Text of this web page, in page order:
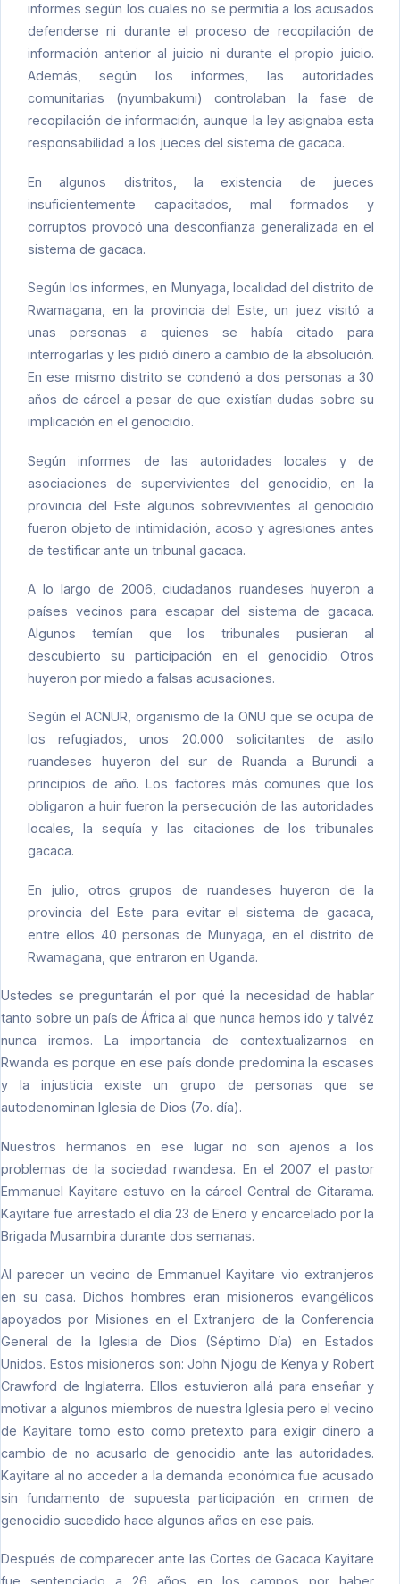
informes según los cuales no se permitía a los acusados
defenderse ni durante el proceso de recopilación de
información anterior al juicio ni durante el propio juicio.
Además, según los informes, las autoridades
comunitarias (nyumbakumi) controlaban la fase de
recopilación de información, aunque la ley asignaba esta
responsabilidad a los jueces del sistema de gacaca.
En algunos distritos, la existencia de jueces
insuficientemente capacitados, mal formados y
corruptos provocó una desconfianza generalizada en el
sistema de gacaca.
Según los informes, en Munyaga, localidad del distrito de
Rwamagana, en la provincia del Este, un juez visitó a
unas personas a quienes se había citado para
interrogarlas y les pidió dinero a cambio de la absolución.
En ese mismo distrito se condenó a dos personas a 30
años de cárcel a pesar de que existían dudas sobre su
implicación en el genocidio.
Según informes de las autoridades locales y de
asociaciones de supervivientes del genocidio, en la
provincia del Este algunos sobrevivientes al genocidio
fueron objeto de intimidación, acoso y agresiones antes
de testificar ante un tribunal gacaca.
A lo largo de 2006, ciudadanos ruandeses huyeron a
países vecinos para escapar del sistema de gacaca.
Algunos temían que los tribunales pusieran al
descubierto su participación en el genocidio. Otros
huyeron por miedo a falsas acusaciones.
Según el ACNUR, organismo de la ONU que se ocupa de
los refugiados, unos 20.000 solicitantes de asilo
ruandeses huyeron del sur de Ruanda a Burundi a
principios de año. Los factores más comunes que los
obligaron a huir fueron la persecución de las autoridades
locales, la sequía y las citaciones de los tribunales
gacaca.
En julio, otros grupos de ruandeses huyeron de la
provincia del Este para evitar el sistema de gacaca,
entre ellos 40 personas de Munyaga, en el distrito de
Rwamagana, que entraron en Uganda.
Ustedes se preguntarán el por qué la necesidad de hablar
tanto sobre un país de África al que nunca hemos ido y talvéz
nunca iremos. La importancia de contextualizarnos en
Rwanda es porque en ese país donde predomina la escases
y la injusticia existe un grupo de personas que se
autodenominan Iglesia de Dios (7o. día).
Nuestros hermanos en ese lugar no son ajenos a los
problemas de la sociedad rwandesa. En el 2007 el pastor
Emmanuel Kayitare estuvo en la cárcel Central de Gitarama.
Kayitare fue arrestado el día 23 de Enero y encarcelado por la
Brigada Musambira durante dos semanas.
Al parecer un vecino de Emmanuel Kayitare vio extranjeros
en su casa. Dichos hombres eran misioneros evangélicos
apoyados por Misiones en el Extranjero de la Conferencia
General de la Iglesia de Dios (Séptimo Día) en Estados
Unidos. Estos misioneros son: John Njogu de Kenya y Robert
Crawford de Inglaterra. Ellos estuvieron allá para enseñar y
motivar a algunos miembros de nuestra Iglesia pero el vecino
de Kayitare tomo esto como pretexto para exigir dinero a
cambio de no acusarlo de genocidio ante las autoridades.
Kayitare al no acceder a la demanda económica fue acusado
sin fundamento de supuesta participación en crimen de
genocidio sucedido hace algunos años en ese país.
Después de comparecer ante las Cortes de Gacaca Kayitare